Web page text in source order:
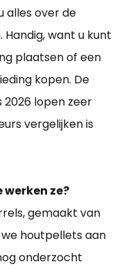
alles over de
want u kunt
plaatsen of een
kopen. De
2026 lopen zeer
vergelijken is
ze?
gemaakt van
houtpellets aan
onderzocht